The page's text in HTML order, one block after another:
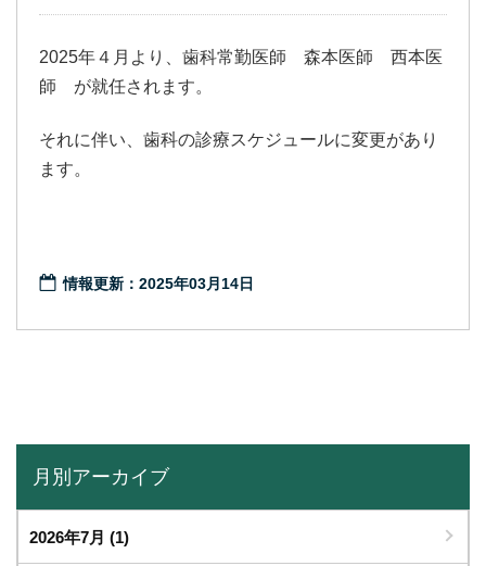
2025年４月より、歯科常勤医師 森本医師 西本医
師 が就任されます。
それに伴い、歯科の診療スケジュールに変更があり
ます。
情報更新：2025年03月14日
月別アーカイブ
2026年7月 (1)